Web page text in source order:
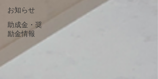
お知らせ
助成金・奨
励金情報